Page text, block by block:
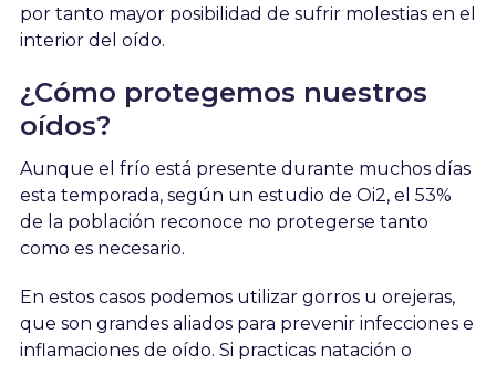
por tanto mayor posibilidad de sufrir molestias en el
interior del oído.
¿Cómo protegemos nuestros
oídos?
Aunque el frío está presente durante muchos días
esta temporada, según un estudio de Oi2, el 53%
de la población reconoce no protegerse tanto
como es necesario.
En estos casos podemos utilizar gorros u orejeras,
que son grandes aliados para prevenir infecciones e
inflamaciones de oído. Si practicas natación o